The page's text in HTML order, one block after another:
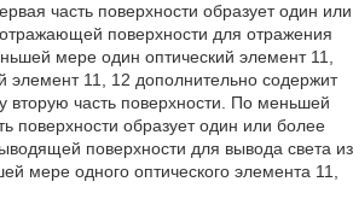
часть поверхности образует один или
поверхности для отражения
мере один оптический элемент 11,
элемент 11, 12 дополнительно содержит
часть поверхности. По меньшей
поверхности образует один или более
поверхности для вывода света из
мере одного оптического элемента 11,